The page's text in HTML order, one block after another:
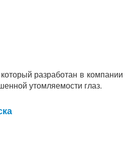
разработан в компании
утомляемости глаз.